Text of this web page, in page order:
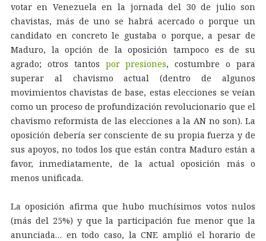
votar en Venezuela en la jornada del 30 de julio son
chavistas, más de uno se habrá acercado o porque un
candidato en concreto le gustaba o porque, a pesar de
Maduro, la opción de la oposición tampoco es de su
agrado; otros tantos por presiones, costumbre o para
superar al chavismo actual (dentro de algunos
movimientos chavistas de base, estas elecciones se veían
como un proceso de profundización revolucionario que el
chavismo reformista de las elecciones a la AN no son). La
oposición debería ser consciente de su propia fuerza y de
sus apoyos, no todos los que están contra Maduro están a
favor, inmediatamente, de la actual oposición más o
menos unificada.
La oposición afirma que hubo muchísimos votos nulos
(más del 25%) y que la participación fue menor que la
anunciada… en todo caso, la CNE amplió el horario de